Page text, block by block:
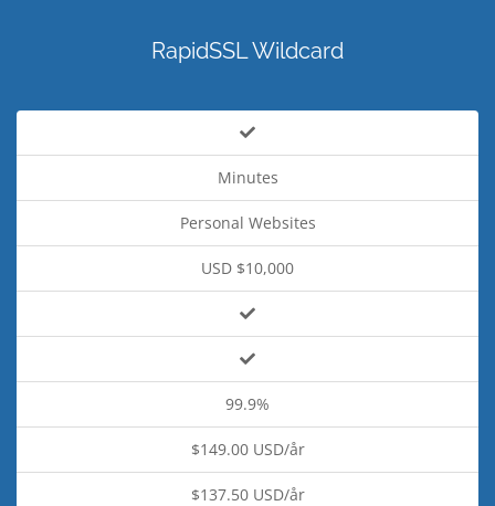
RapidSSL Wildcard
Minutes
Personal Websites
USD $10,000
99.9%
$149.00 USD/år
$137.50 USD/år